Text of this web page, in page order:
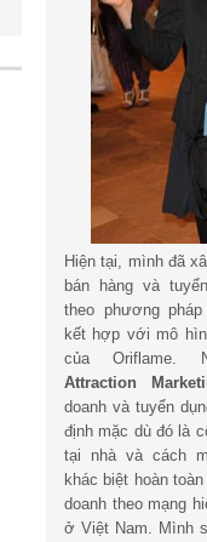
Hiện tại, mình đã
bán hàng và
theo phương pháp
kết hợp với mô
của Oriflame.
Attraction
doanh và tuyển
định mặc dù đó là
tại nhà và cách
khác biệt hoàn
doanh theo mạng
ở Việt Nam. Mình